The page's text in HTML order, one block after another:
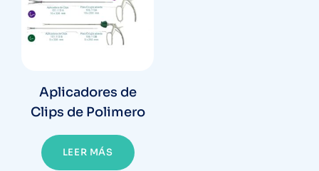
Aplicadores de
Clips de Polimero
LEER MÁS